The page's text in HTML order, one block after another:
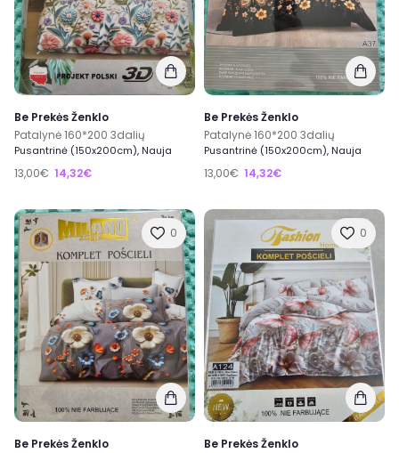
Be Prekės Ženklo
Patalynė 160*200 3dalių
Pusantrinė (150x200cm), Nauja
13,00€ 14,32€
Be Prekės Ženklo
Patalynė 160*200 3dalių
Pusantrinė (150x200cm), Nauja
13,00€ 14,32€
0
Be Prekės Ženklo
0
Be Prekės Ženklo